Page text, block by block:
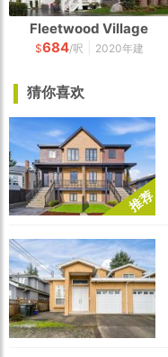
Fleetwood Village
$684/呎 2020年建
猜你喜欢
推荐